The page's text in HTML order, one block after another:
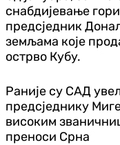
снабдијевање
предсједник
земљама које
острво Кубу.
Раније су САД
предсједнику
високим
преноси Срна